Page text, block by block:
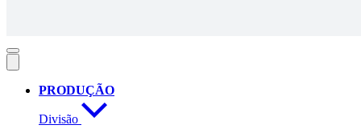
PRODUÇÃO
Divisão